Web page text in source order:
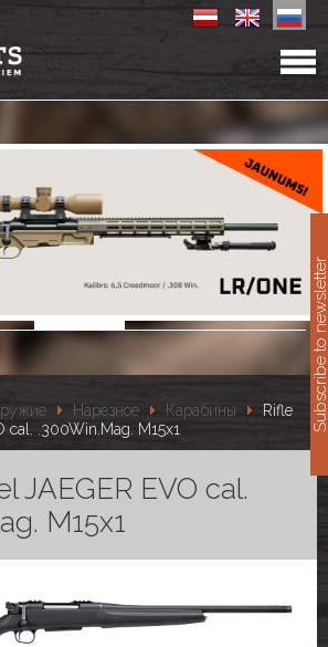
Нарезное Карабины
Rifle
cal. .300Win.Mag. M15x1
JAEGER EVO cal.
M15x1
Subscribe